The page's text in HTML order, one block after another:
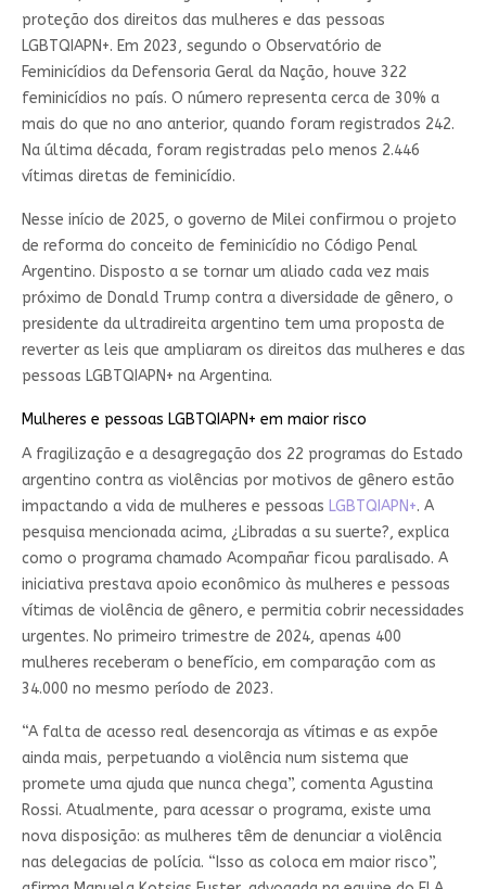
proteção dos direitos das mulheres e das pessoas
LGBTQIAPN+. Em 2023, segundo o Observatório de
Feminicídios da Defensoria Geral da Nação, houve 322
feminicídios no país. O número representa cerca de 30% a
mais do que no ano anterior, quando foram registrados 242.
Na última década, foram registradas pelo menos 2.446
vítimas diretas de feminicídio.
Nesse início de 2025, o governo de Milei confirmou o projeto
de reforma do conceito de feminicídio no Código Penal
Argentino. Disposto a se tornar um aliado cada vez mais
próximo de Donald Trump contra a diversidade de gênero, o
presidente da ultradireita argentino tem uma proposta de
reverter as leis que ampliaram os direitos das mulheres e das
pessoas LGBTQIAPN+ na Argentina.
Mulheres e pessoas LGBTQIAPN+ em maior risco
A fragilização e a desagregação dos 22 programas do Estado
argentino contra as violências por motivos de gênero estão
impactando a vida de mulheres e pessoas LGBTQIAPN+. A
pesquisa mencionada acima, ¿Libradas a su suerte?, explica
como o programa chamado Acompañar ficou paralisado. A
iniciativa prestava apoio econômico às mulheres e pessoas
vítimas de violência de gênero, e permitia cobrir necessidades
urgentes. No primeiro trimestre de 2024, apenas 400
mulheres receberam o benefício, em comparação com as
34.000 no mesmo período de 2023.
“A falta de acesso real desencoraja as vítimas e as expõe
ainda mais, perpetuando a violência num sistema que
promete uma ajuda que nunca chega”, comenta Agustina
Rossi. Atualmente, para acessar o programa, existe uma
nova disposição: as mulheres têm de denunciar a violência
nas delegacias de polícia. “Isso as coloca em maior risco”,